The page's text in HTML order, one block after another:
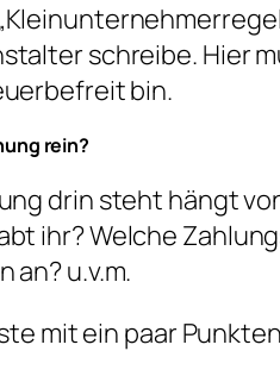
schreibe. Hier
bin.
rein?
drin steht hängt
ihr? Welche
an? u.v.m.
mit ein paar